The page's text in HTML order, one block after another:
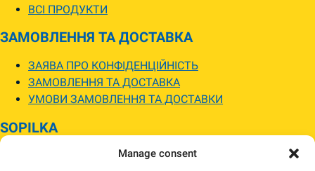
Manage consent
ВСІ ПРОДУКТИ
ЗАМОВЛЕННЯ ТА ДОСТАВКА
ЗАЯВА ПРО КОНФІДЕНЦІЙНІСТЬ
ЗАМОВЛЕННЯ ТА ДОСТАВКА
УМОВИ ЗАМОВЛЕННЯ ТА ДОСТАВКИ
SOPILKA
МАГАЗИНИ SOPILKA